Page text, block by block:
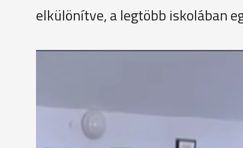
elkülönítve, a legtöbb iskolában
Iskolai, óvodai vagy éppen logopédiai
hatókörébe ebben a tanévben. Ők
amely a megyében szegregáltan, azaz
Még nem lehet tudni, hogy az új oktatási
mai szakmai megbeszélésen, amelyre